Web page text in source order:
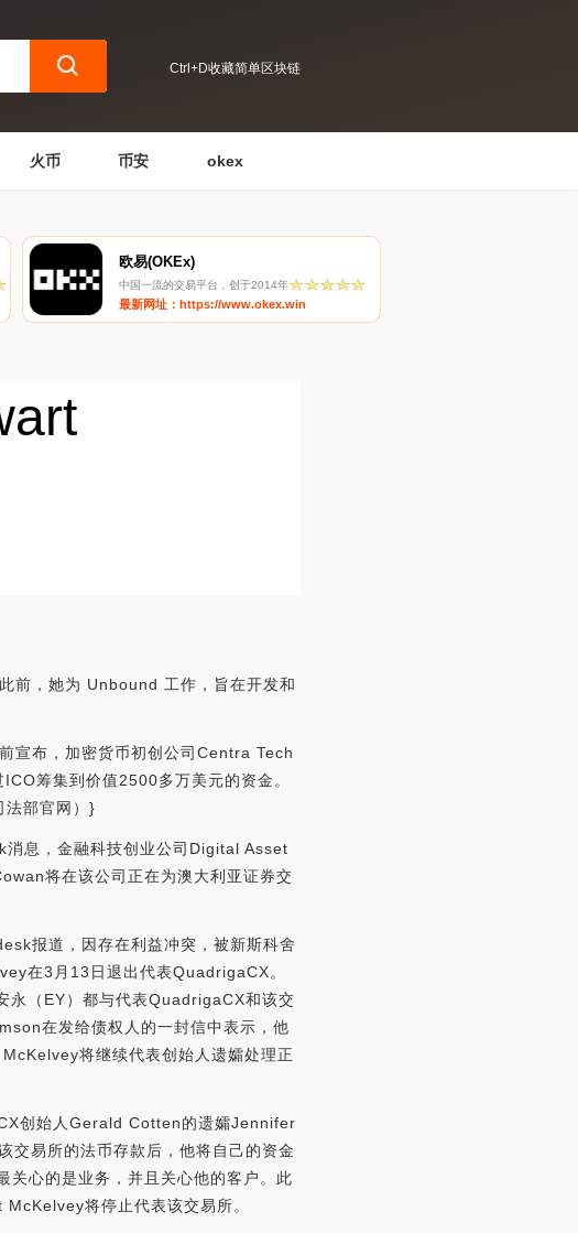
Ctrl+D收藏简单区块链
火币 币安 okex
欧易(OKEx)
中国一流的交易平台，创于2014年
最新网址：https://www.okex.win
前，她为 Unbound 工作，旨在开发和
宣布，加密货币初创公司Centra Tech
筹集到价值2500多万美元的资金。
法部官网）}
消息，金融科技创业公司Digital Asset
将在该公司正在为澳大利亚证券交
报道，因存在利益冲突，被新斯科舍
在3月13日退出代表QuadrigaCX。
永（EY）都与代表QuadrigaCX和该交
在发给债权人的一封信中表示，他
将继续代表创始人遗孀处理正
创始人Gerald Cotten的遗孀Jennifer
易所的法币存款后，他将自己的资金
心的是业务，并且关心他的客户。此
将停止代表该交易所。